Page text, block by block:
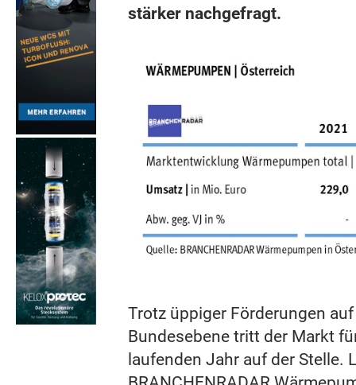
stärker nachgefragt.
Trotz üppiger Förderungen
Bundesebene tritt der Markt
laufenden Jahr auf der Stelle.